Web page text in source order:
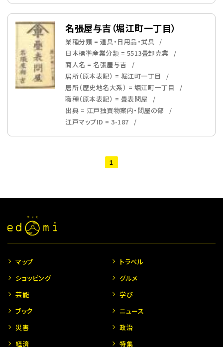
名張屋与吉（堀江町一丁目）
業種分類 = 道具・日用品・武具
日本標準産業分類 = 5513畳卸売業
商人名 = 名張屋与吉
居所（原本表記） = 堀江町一丁目
居所（歴史地名大系） = 堀江町一丁目
職種（原本表記） = 畳表問屋
出典 = 江戸独買物案内・問屋の部
江戸マップID = 3-187
1
マップ
トラベル
ショッピング
グルメ
芸能
学び
ブック
ニュース
災害
政治
経済
特集